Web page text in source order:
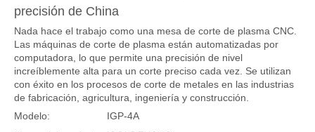
precisión de China
Nada hace el trabajo como una mesa de corte de plasma CNC.
Las máquinas de corte de plasma están automatizadas por
computadora, lo que permite una precisión de nivel
increíblemente alta para un corte preciso cada vez. Se utilizan
con éxito en los procesos de corte de metales en las industrias
de fabricación, agricultura, ingeniería y construcción.
Modelo:
IGP-4A